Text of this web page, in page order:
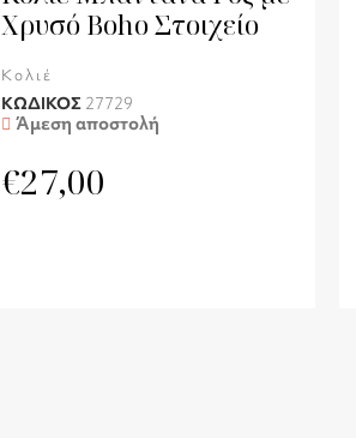
Χρυσό Boho Στοιχείο
Κολιέ
ΚΩΔΙΚΟΣ 27729
Άμεση αποστολή
€27,00